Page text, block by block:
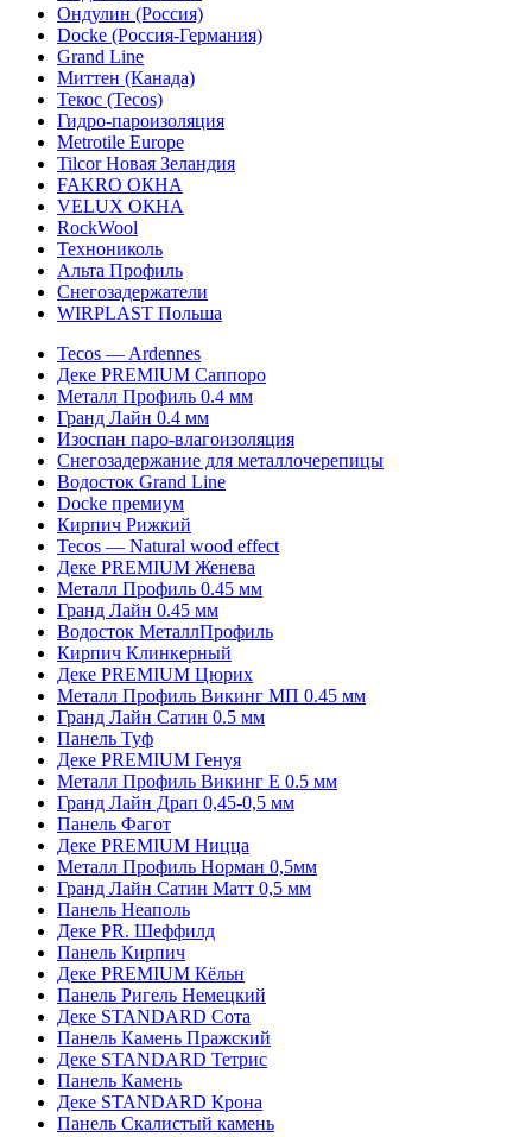
Ондулин (Россия)
Docke (Россия-Германия)
Grand Line
Миттен (Канада)
Текос (Tecos)
Гидро-пароизоляция
Metrotile Europe
Tilcor Новая Зеландия
FAKRO ОКНА
VELUX ОКНА
RockWool
Технониколь
Альта Профиль
Снегозадержатели
WIRPLAST Польша
Tecos — Ardennes
Деке PREMIUM Саппоро
Металл Профиль 0.4 мм
Гранд Лайн 0.4 мм
Изоспан паро-влагоизоляция
Снегозадержание для металлочерепицы
Водосток Grand Line
Docke премиум
Кирпич Рижкий
Tecos — Natural wood effect
Деке PREMIUM Женева
Металл Профиль 0.45 мм
Гранд Лайн 0.45 мм
Водосток МеталлПрофиль
Кирпич Клинкерный
Деке PREMIUM Цюрих
Металл Профиль Викинг MП 0.45 мм
Гранд Лайн Сатин 0.5 мм
Панель Туф
Деке PREMIUM Генуя
Металл Профиль Викинг Е 0.5 мм
Гранд Лайн Драп 0,45-0,5 мм
Панель Фагот
Деке PREMIUM Ницца
Металл Профиль Норман 0,5мм
Гранд Лайн Сатин Матт 0,5 мм
Панель Неаполь
Деке PR. Шеффилд
Панель Кирпич
Деке PREMIUM Кёльн
Панель Ригель Немецкий
Деке STANDARD Сота
Панель Камень Пражский
Деке STANDARD Тетрис
Панель Камень
Деке STANDARD Крона
Панель Скалистый камень